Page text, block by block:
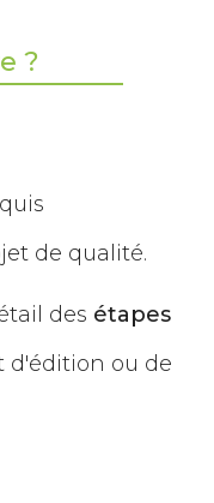
?
de qualité.
des étapes
d'édition ou de